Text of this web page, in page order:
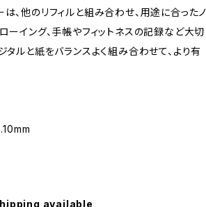
、他のリフィルと組み合わせ、用途に合ったノ
ーイング、手帳やフィットネスの記録など大切
タルと紙をバランスよく組み合わせて、より有
available